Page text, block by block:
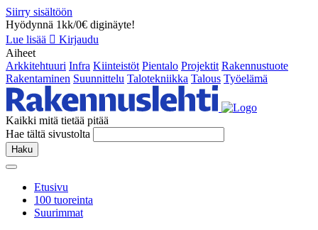
Siirry sisältöön
Hyödynnä 1kk/0€ diginäyte!
Lue lisää
Kirjaudu
Aiheet
Arkkitehtuuri Infra Kiinteistöt Pientalo Projektit Rakennustuote
Rakentaminen Suunnittelu Talotekniikka Talous Työelämä
Kaikki mitä tietää pitää
Hae tältä sivustolta
Haku
Etusivu
100 tuoreinta
Suurimmat